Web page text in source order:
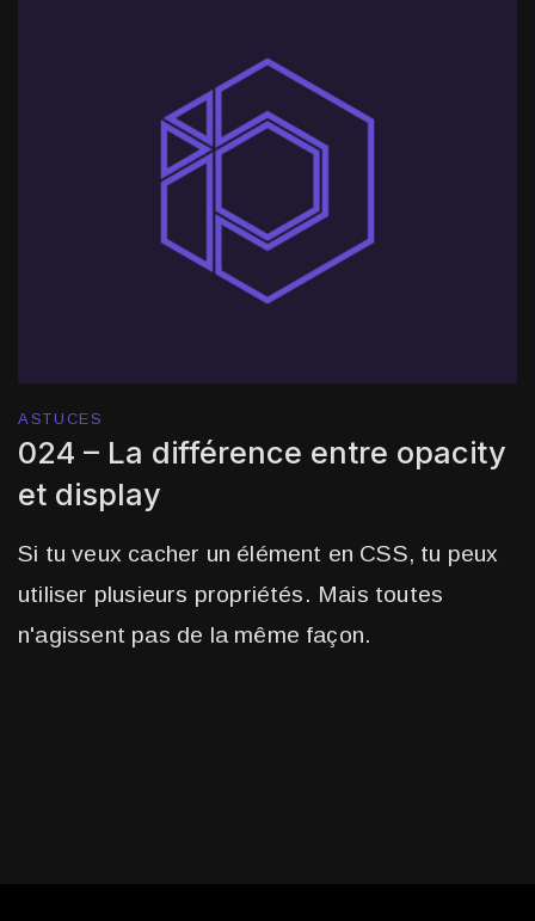
ASTUCES
024 – La différence entre opacity
et display
Si tu veux cacher un élément en CSS, tu peux
utiliser plusieurs propriétés. Mais toutes
n'agissent pas de la même façon.